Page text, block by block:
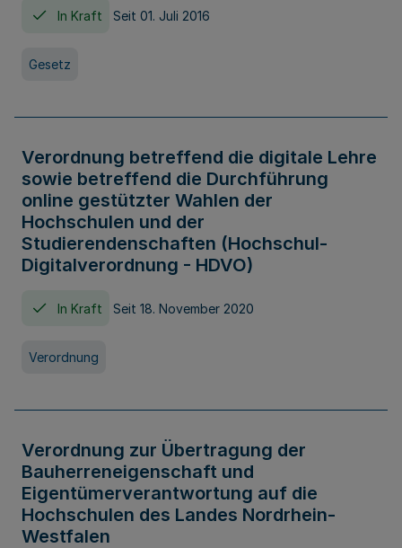
In Kraft Seit 01. Juli 2016
Gesetz
Verordnung betreffend die digitale Lehre
sowie betreffend die Durchführung
online gestützter Wahlen der
Hochschulen und der
Studierendenschaften (Hochschul-
Digitalverordnung - HDVO)
In Kraft Seit 18. November 2020
Verordnung
Verordnung zur Übertragung der
Bauherreneigenschaft und
Eigentümerverantwortung auf die
Hochschulen des Landes Nordrhein-
Westfalen